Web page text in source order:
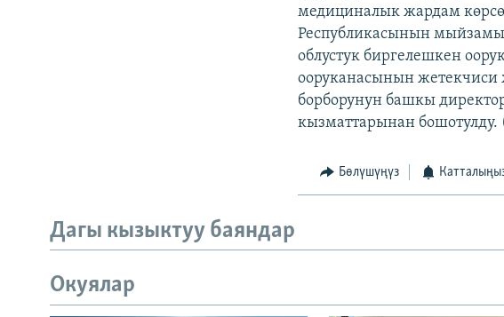
медициналык жардам
Республикасынын
облустук биргелешкен
ооруканасынын
борборунун башкы
кызматтарынан бошотулду.
Бөлүшүңүз
Дагы кызыктуу баяндар
Окуялар